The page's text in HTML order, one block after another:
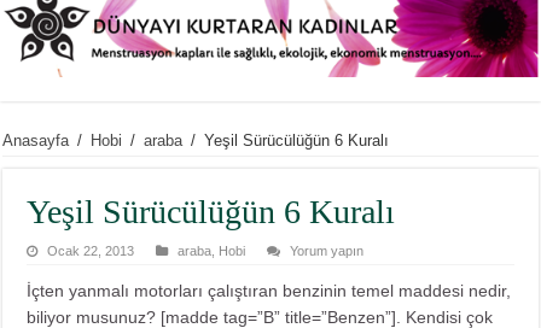
Anasayfa / Hobi / araba / Yeşil Sürücülüğün 6 Kuralı
Yeşil Sürücülüğün 6 Kuralı
Ocak 22, 2013 araba Hobi Yorum yapın
İçten yanmalı motorları çalıştıran benzinin temel maddesi nedir,
biliyor musunuz? [madde tag=”B” title=”Benzen”]. Kendisi çok